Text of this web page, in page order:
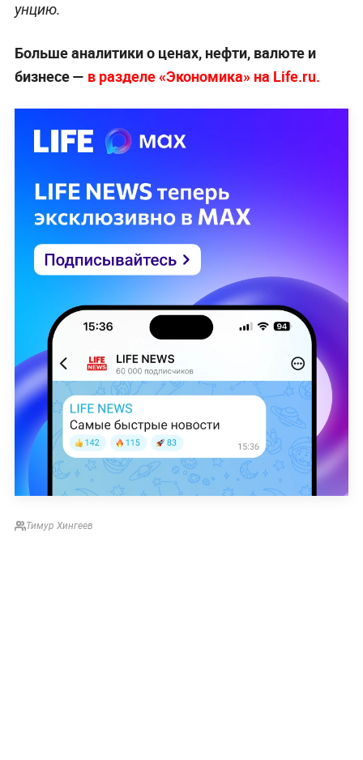
унцию.
Больше аналитики о ценах, нефти, валюте и
бизнесе — в разделе «Экономика» на Life.ru.
Тимур Хингеев